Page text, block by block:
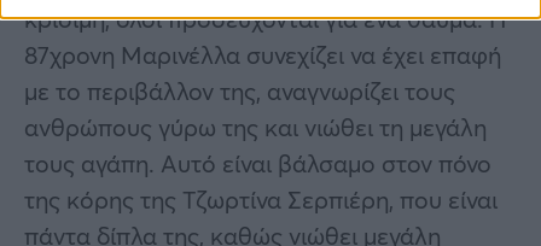
κρίσιμη, όλοι προσεύχονται για ένα θαύμα. Η
87χρονη Μαρινέλλα συνεχίζει να έχει επαφή
με το περιβάλλον της, αναγνωρίζει τους
ανθρώπους γύρω της και νιώθει τη μεγάλη
τους αγάπη. Αυτό είναι βάλσαμο στον πόνο
της κόρης της Τζωρτίνα Σερπιέρη, που είναι
πάντα δίπλα της, καθώς νιώθει μεγάλη